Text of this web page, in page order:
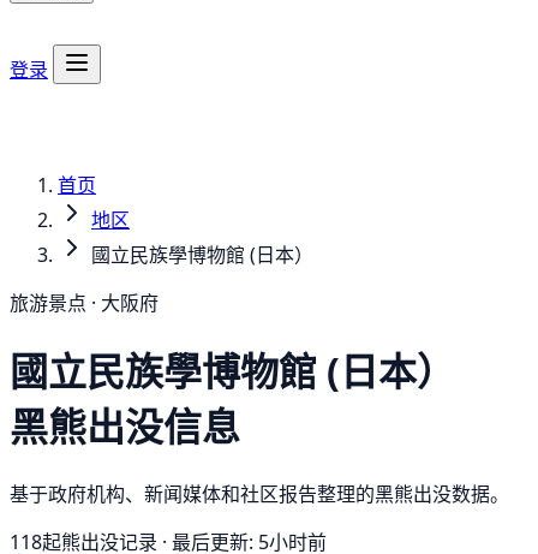
登录
首页
地区
國立民族學博物館 (日本）
旅游景点 · 大阪府
國立民族學博物館 (日本）
黑熊出没信息
基于政府机构、新闻媒体和社区报告整理的黑熊出没数据。
118起熊出没记录 · 最后更新: 5小时前